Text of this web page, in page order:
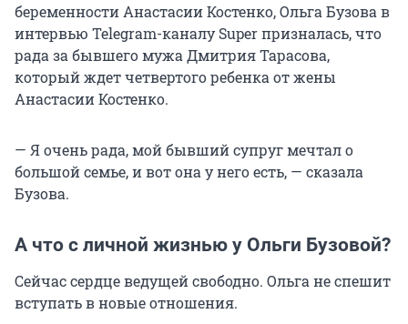
беременности Анастасии Костенко, Ольга Бузова в
интервью Telegram-каналу Super призналась, что
рада за бывшего мужа Дмитрия Тарасова,
который ждет четвертого ребенка от жены
Анастасии Костенко.
— Я очень рада, мой бывший супруг мечтал о
большой семье, и вот она у него есть, — сказала
Бузова.
А что с личной жизнью у Ольги Бузовой?
Сейчас сердце ведущей свободно. Ольга не спешит
вступать в новые отношения.